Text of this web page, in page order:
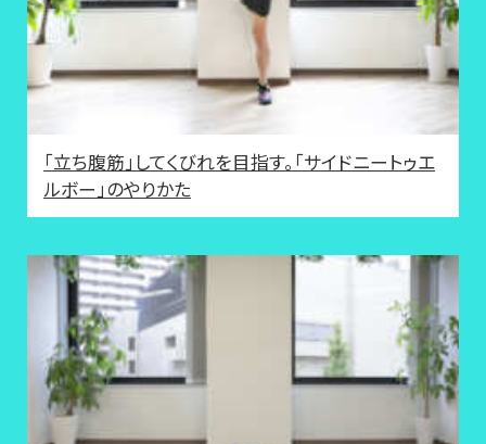
「立ち腹筋」してくびれを目指す。「サイドニートゥエ
ルボー」のやりかた